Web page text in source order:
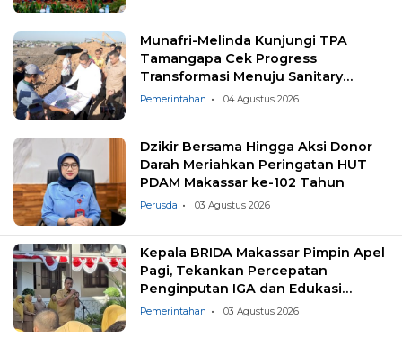
Munafri-Melinda Kunjungi TPA
Tamangapa Cek Progress
Transformasi Menuju Sanitary
Landfill
Pemerintahan 04 Agustus 2026
Dzikir Bersama Hingga Aksi Donor
Darah Meriahkan Peringatan HUT
PDAM Makassar ke-102 Tahun
Perusda 03 Agustus 2026
Kepala BRIDA Makassar Pimpin Apel
Pagi, Tekankan Percepatan
Penginputan IGA dan Edukasi
Pemilahan Sampah
Pemerintahan 03 Agustus 2026